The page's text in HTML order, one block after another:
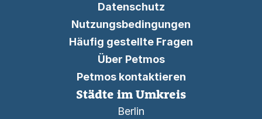
Datenschutz
Nutzungsbedingungen
Häufig gestellte Fragen
Über Petmos
Petmos kontaktieren
Städte im Umkreis
Berlin